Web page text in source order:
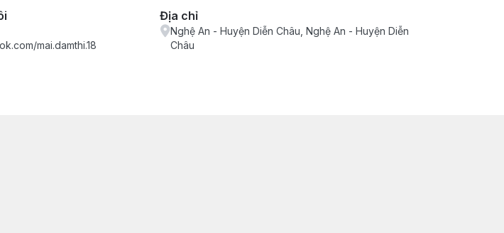
mai.damthi.18
Địa chỉ
Nghệ An - Huyện Diễn Châu, Nghệ An - Huyện Diễn
Châu